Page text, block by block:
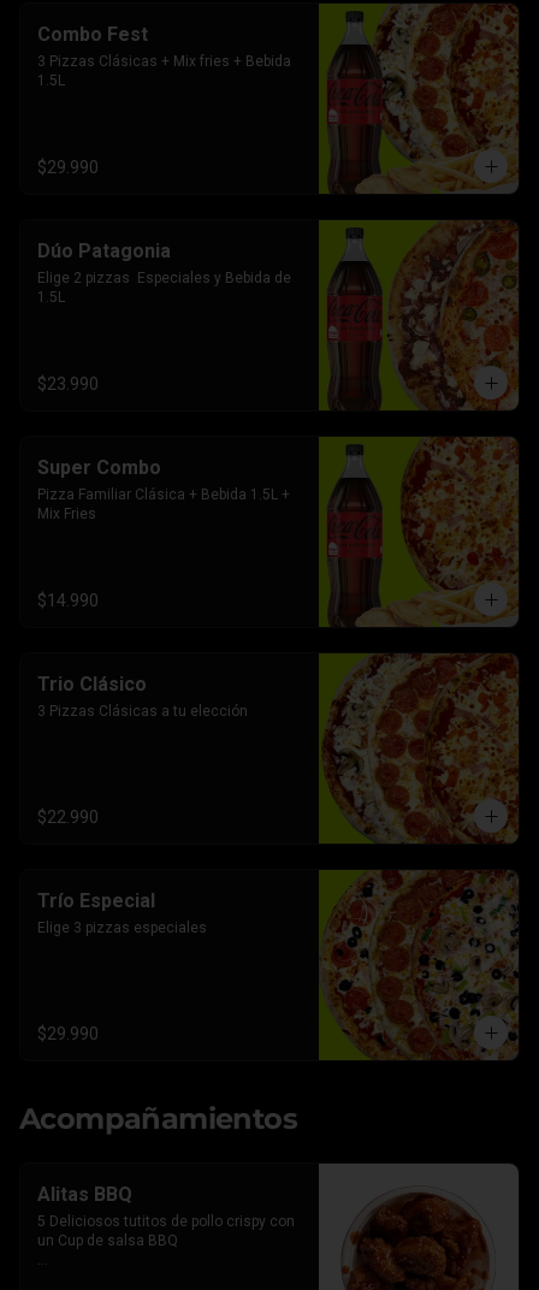
Combo Fest
3 Pizzas Clásicas + Mix fries + Bebida
1.5L
$29.990
Dúo Patagonia
Elige 2 pizzas  Especiales y Bebida de
1.5L
$23.990
Super Combo
Pizza Familiar Clásica + Bebida 1.5L +
Mix Fries
$14.990
Trio Clásico
3 Pizzas Clásicas a tu elección
$22.990
Trío Especial
Elige 3 pizzas especiales
$29.990
Acompañamientos
Alitas BBQ
5 Deliciosos tutitos de pollo crispy con
un Cup de salsa BBQ